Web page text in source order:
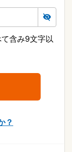
含み9文字以
？